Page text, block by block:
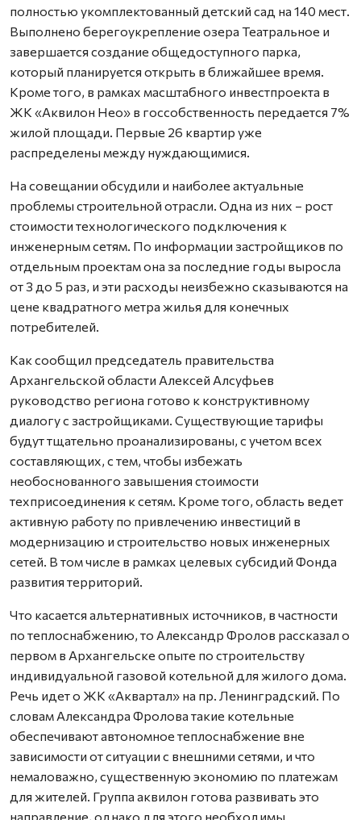
полностью укомплектованный детский сад на 140 мест.
Выполнено берегоукрепление озера Театральное и
завершается создание общедоступного парка,
который планируется открыть в ближайшее время.
Кроме того, в рамках масштабного инвестпроекта в
ЖК «Аквилон Нео» в госсобственность передается 7%
жилой площади. Первые 26 квартир уже
распределены между нуждающимися.
На совещании обсудили и наиболее актуальные
проблемы строительной отрасли. Одна из них – рост
стоимости технологического подключения к
инженерным сетям. По информации застройщиков по
отдельным проектам она за последние годы выросла
от 3 до 5 раз, и эти расходы неизбежно сказываются на
цене квадратного метра жилья для конечных
потребителей.
Как сообщил председатель правительства
Архангельской области Алексей Алсуфьев
руководство региона готово к конструктивному
диалогу с застройщиками. Существующие тарифы
будут тщательно проанализированы, с учетом всех
составляющих, с тем, чтобы избежать
необоснованного завышения стоимости
техприсоединения к сетям. Кроме того, область ведет
активную работу по привлечению инвестиций в
модернизацию и строительство новых инженерных
сетей. В том числе в рамках целевых субсидий Фонда
развития территорий.
Что касается альтернативных источников, в частности
по теплоснабжению, то Александр Фролов рассказал о
первом в Архангельске опыте по строительству
индивидуальной газовой котельной для жилого дома.
Речь идет о ЖК «Аквартал» на пр. Ленинградский. По
словам Александра Фролова такие котельные
обеспечивают автономное теплоснабжение вне
зависимости от ситуации с внешними сетями, и что
немаловажно, существенную экономию по платежам
для жителей. Группа аквилон готова развивать это
направление, однако для этого необходимы